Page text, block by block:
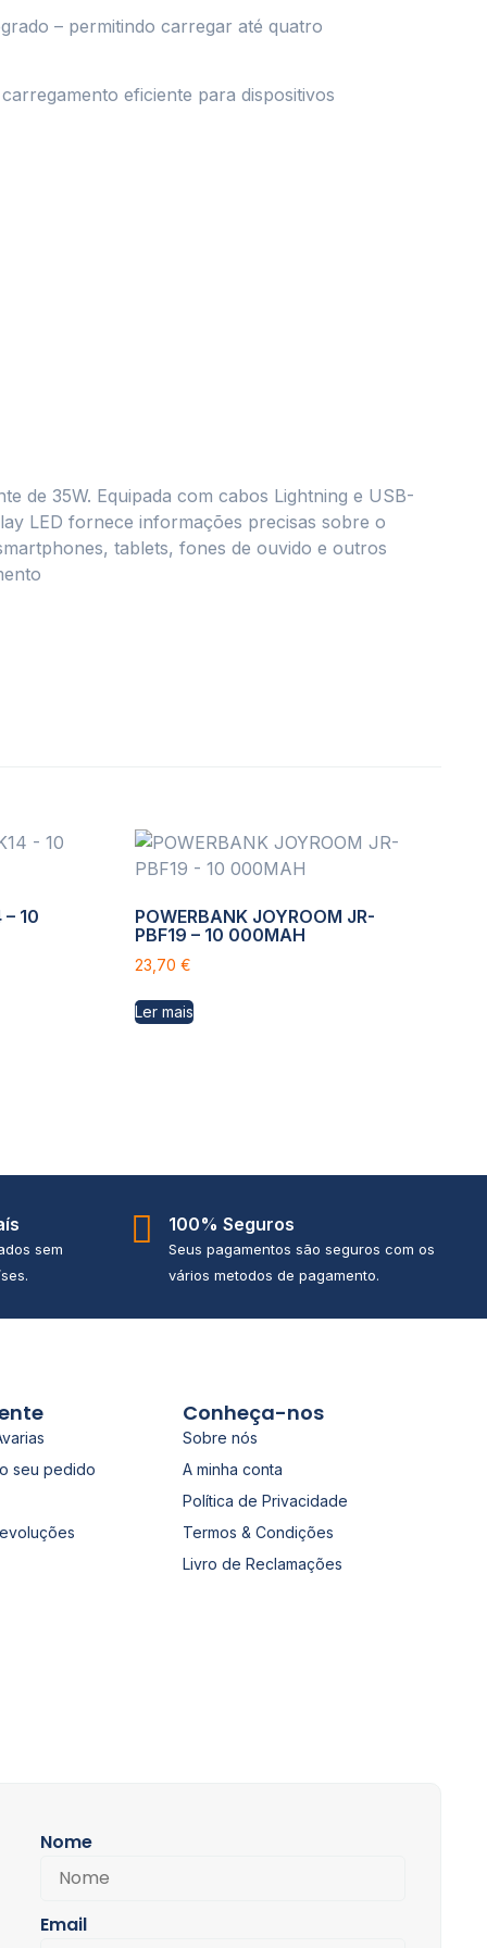
– permitindo carregar até quatro
eficiente para dispositivos
de 35W. Equipada com cabos Lightning e USB-
LED fornece informações precisas sobre o
tablets, fones de ouvido e outros
– 10
POWERBANK JOYROOM JR-
PBF19 – 10 000MAH
23,70 €
Ler mais
sem
100% Seguros
Seus pagamentos são seguros com os
vários metodos de pagamento.
seu pedido
Conheça-nos
Sobre nós
A minha conta
Política de Privacidade
Termos & Condições
Livro de Reclamações
Nome
Email